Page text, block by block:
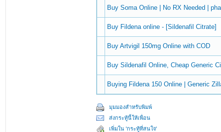
Buy Soma Online | No RX Needed |
Buy Fildena online - [Sildenafil Citrate]
Buy Artvigil 150mg Online with COD
Buy Sildenafil Online, Cheap Generic
Buying Fildena 150 Online | Generic
มุมมองสำหรับพิมพ์
ส่งกระทู้นี้ให้เพื่อน
เพิ่มใน 'กระทู้ที่สนใจ'